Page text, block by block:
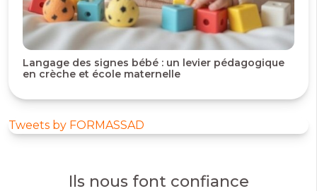
Langage des signes bébé : un levier pédagogique
en crèche et école maternelle
Tweets by FORMASSAD
Ils nous font confiance